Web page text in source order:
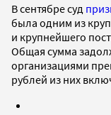
В сентябре суд
была одним из
и крупнейшего
Общая сумма
организациями
рублей из них